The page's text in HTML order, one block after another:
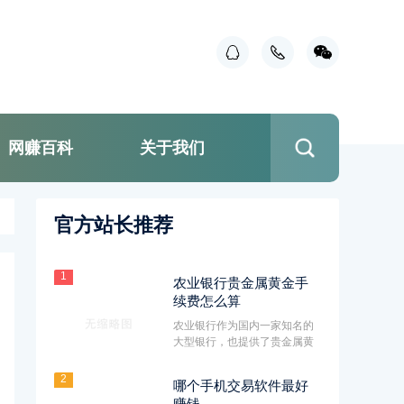
网赚百科 关于我们
官方站长推荐
1
农业银行贵金属黄金手
续费怎么算
农业银行作为国内一家知名的
大型银行，也提供了贵金属黄
2
哪个手机交易软件最好